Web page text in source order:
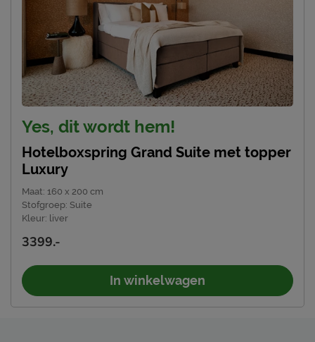
info@dbcinternational.nl
Yes, dit wordt hem!
Hotelboxspring Grand Suite met topper
Luxury
Maat: 160 x 200 cm
Stofgroep: Suite
Kleur: liver
3399.-
In winkelwagen